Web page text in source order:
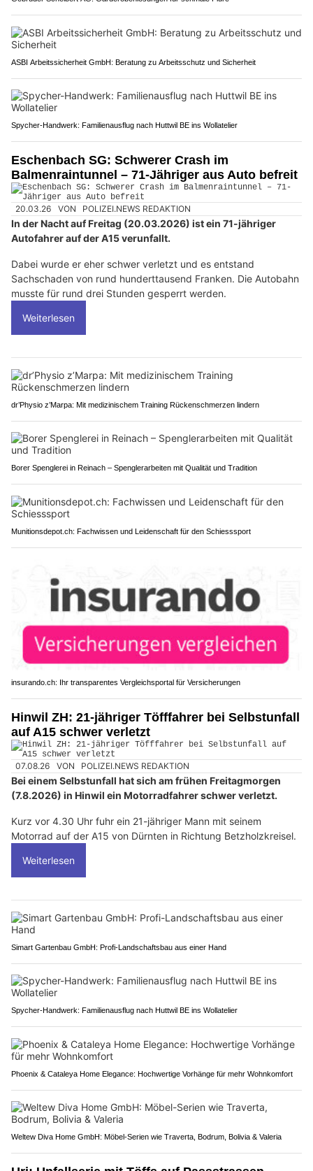
ASBI Arbeitssicherheit GmbH: Beratung zu Arbeitsschutz und Sicherheit
Spycher-Handwerk: Familienausflug nach Huttwil BE ins Wollatelier
Eschenbach SG: Schwerer Crash im
Balmenraintunnel – 71-Jähriger aus Auto befreit
20.03.26 VON POLIZEI.NEWS REDAKTION
In der Nacht auf Freitag (20.03.2026) ist ein 71-jähriger
Autofahrer auf der A15 verunfallt.
Dabei wurde er eher schwer verletzt und es entstand
Sachschaden von rund hunderttausend Franken. Die Autobahn
musste für rund drei Stunden gesperrt werden.
Weiterlesen
dr’Physio z’Marpa: Mit medizinischem Training Rückenschmerzen lindern
Borer Spenglerei in Reinach – Spenglerarbeiten mit Qualität und Tradition
Munitionsdepot.ch: Fachwissen und Leidenschaft für den Schiesssport
insurando.ch: Ihr transparentes Vergleichsportal für Versicherungen
Hinwil ZH: 21-jähriger Töfffahrer bei Selbstunfall
auf A15 schwer verletzt
07.08.26 VON POLIZEI.NEWS REDAKTION
Bei einem Selbstunfall hat sich am frühen Freitagmorgen
(7.8.2026) in Hinwil ein Motorradfahrer schwer verletzt.
Kurz vor 4.30 Uhr fuhr ein 21-jähriger Mann mit seinem
Motorrad auf der A15 von Dürnten in Richtung Betzholzkreisel.
Weiterlesen
Simart Gartenbau GmbH: Profi-Landschaftsbau aus einer Hand
Spycher-Handwerk: Familienausflug nach Huttwil BE ins Wollatelier
Phoenix & Cataleya Home Elegance: Hochwertige Vorhänge für mehr Wohnkomfort
Weltew Diva Home GmbH: Möbel-Serien wie Traverta, Bodrum, Bolivia & Valeria